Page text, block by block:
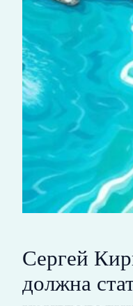
Сергей
должна